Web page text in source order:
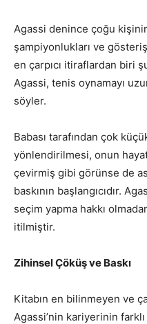
Agassi denince çoğu
şampiyonlukları ve
en çarpıcı itiraflardan biri
Agassi, tenis oynamayı
söyler.
Babası tarafından çok
yönlendirilmesi, onun
çevirmiş gibi görünse de
baskının başlangıcıdır.
seçim yapma hakkı
itilmiştir.
Zihinsel Çöküş ve Baskı
Kitabın en bilinmeyen ve
Agassi’nin kariyerinin